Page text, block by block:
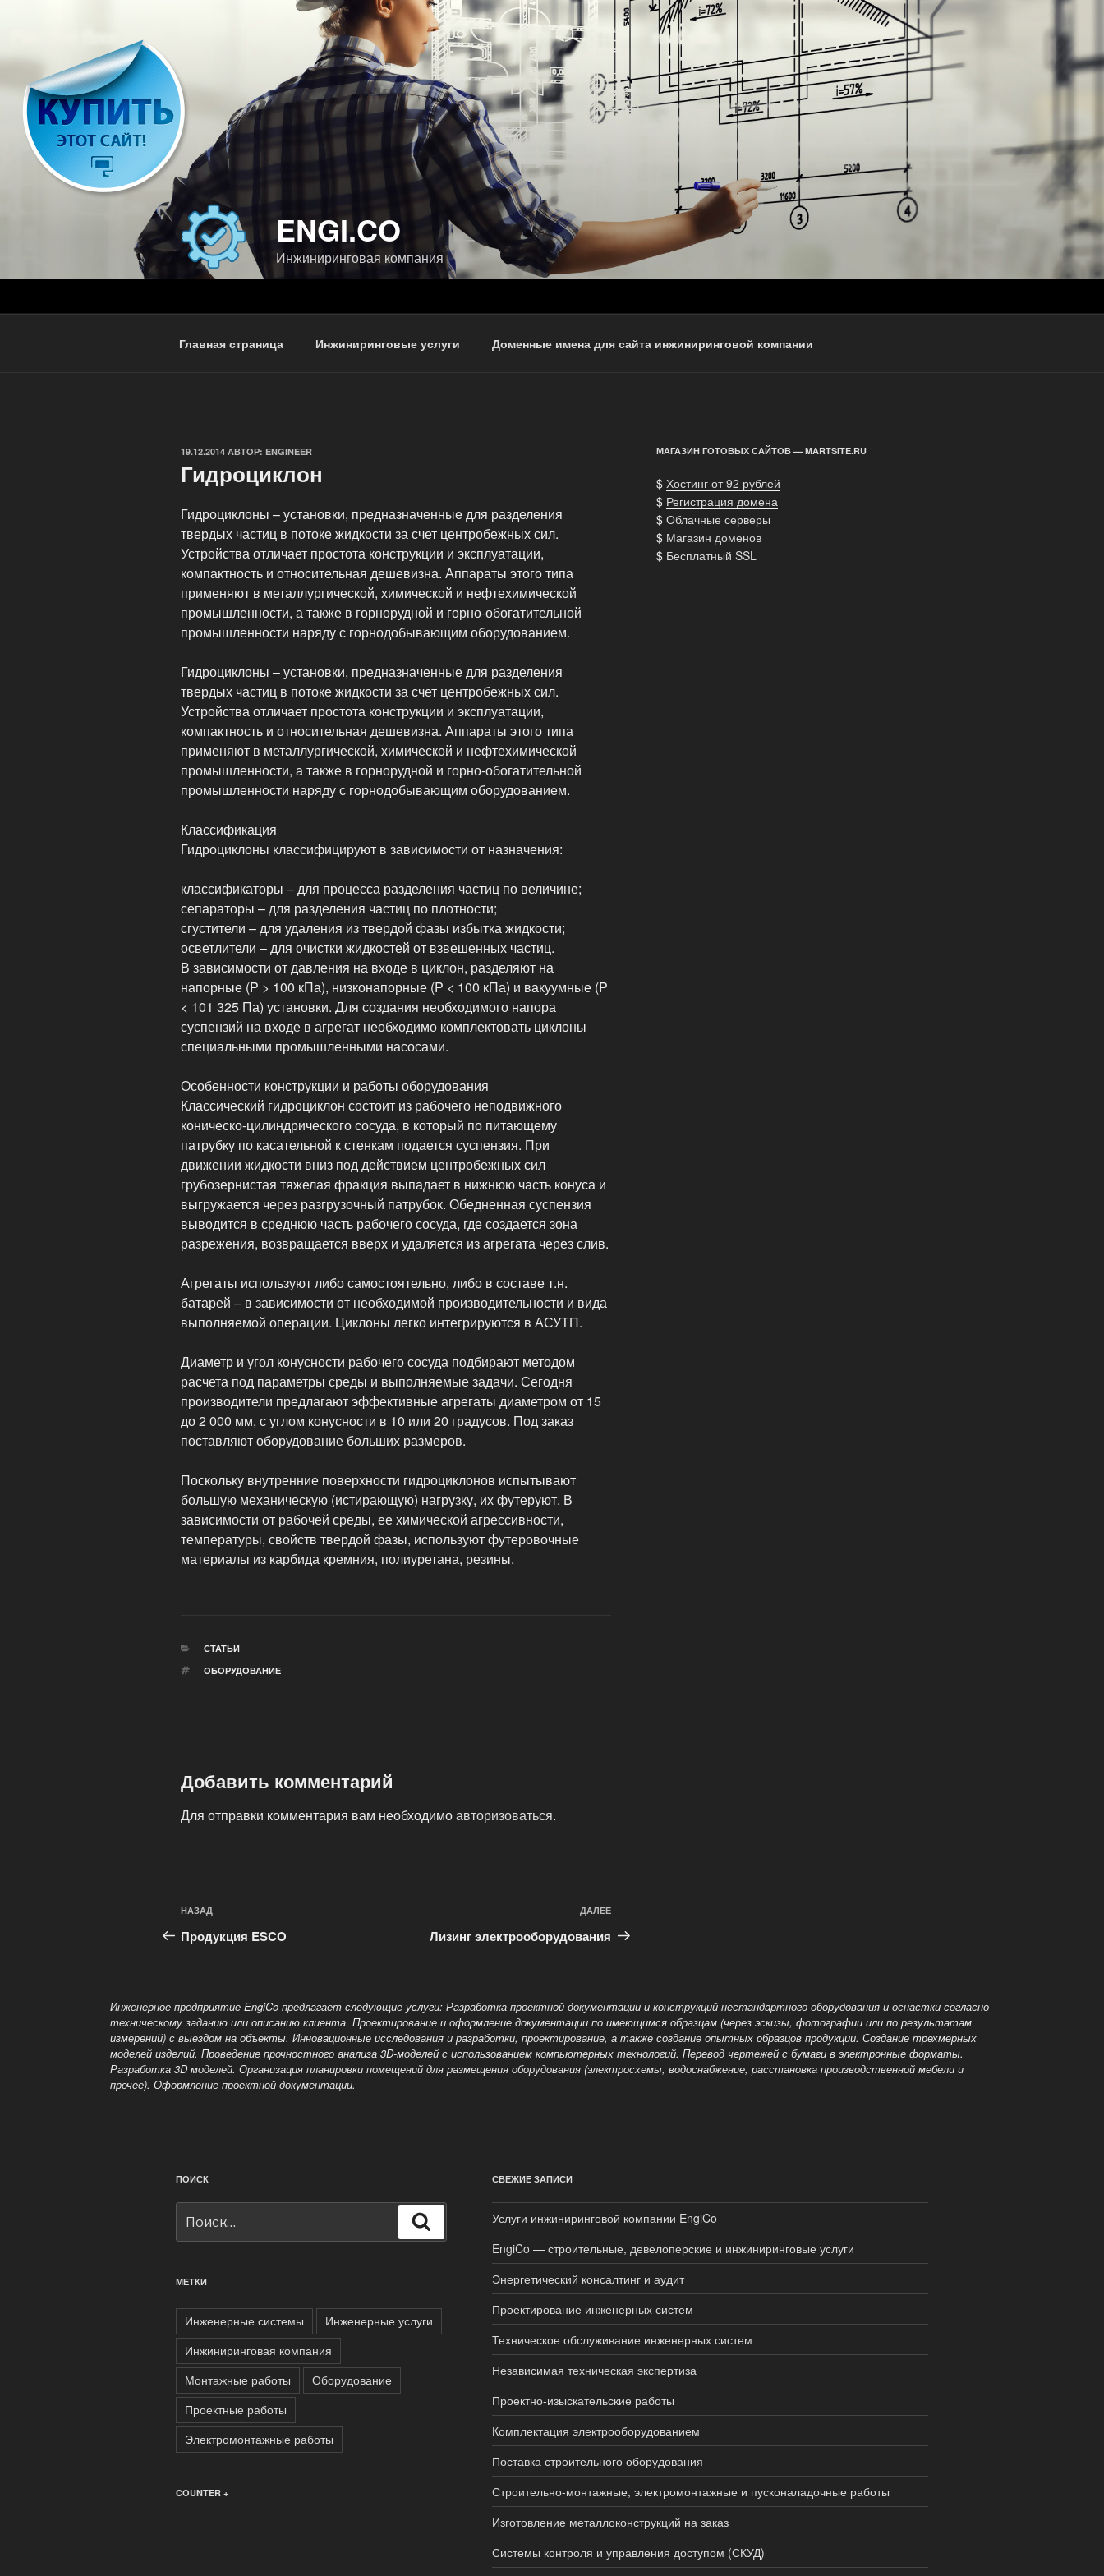
ENGI.CO
Инжиниринговая компания
Главная страница Инжиниринговые услуги Доменные имена для сайта инжиниринговой компании
ОПУБЛИКОВАНО
19.12.2014 АВТОР: ENGINEER
Гидроциклон
Гидроциклоны – установки, предназначенные для разделения
твердых частиц в потоке жидкости за счет центробежных сил.
Устройства отличает простота конструкции и эксплуатации,
компактность и относительная дешевизна. Аппараты этого типа
применяют в металлургической, химической и нефтехимической
промышленности, а также в горнорудной и горно-обогатительной
промышленности наряду с горнодобывающим оборудованием.
Гидроциклоны – установки, предназначенные для разделения
твердых частиц в потоке жидкости за счет центробежных сил.
Устройства отличает простота конструкции и эксплуатации,
компактность и относительная дешевизна. Аппараты этого типа
применяют в металлургической, химической и нефтехимической
промышленности, а также в горнорудной и горно-обогатительной
промышленности наряду с горнодобывающим оборудованием.
Классификация
Гидроциклоны классифицируют в зависимости от назначения:
классификаторы – для процесса разделения частиц по величине;
сепараторы – для разделения частиц по плотности;
сгустители – для удаления из твердой фазы избытка жидкости;
осветлители – для очистки жидкостей от взвешенных частиц.
В зависимости от давления на входе в циклон, разделяют на
напорные (P > 100 кПа), низконапорные (P < 100 кПа) и вакуумные (P
< 101 325 Па) установки. Для создания необходимого напора
суспензий на входе в агрегат необходимо комплектовать циклоны
специальными промышленными насосами.
Особенности конструкции и работы оборудования
Классический гидроциклон состоит из рабочего неподвижного
коническо-цилиндрического сосуда, в который по питающему
патрубку по касательной к стенкам подается суспензия. При
движении жидкости вниз под действием центробежных сил
грубозернистая тяжелая фракция выпадает в нижнюю часть конуса и
выгружается через разгрузочный патрубок. Обедненная суспензия
выводится в среднюю часть рабочего сосуда, где создается зона
разрежения, возвращается вверх и удаляется из агрегата через слив.
Агрегаты используют либо самостоятельно, либо в составе т.н.
батарей – в зависимости от необходимой производительности и вида
выполняемой операции. Циклоны легко интегрируются в АСУТП.
Диаметр и угол конусности рабочего сосуда подбирают методом
расчета под параметры среды и выполняемые задачи. Сегодня
производители предлагают эффективные агрегаты диаметром от 15
до 2 000 мм, с углом конусности в 10 или 20 градусов. Под заказ
поставляют оборудование больших размеров.
Поскольку внутренние поверхности гидроциклонов испытывают
большую механическую (истирающую) нагрузку, их футеруют. В
зависимости от рабочей среды, ее химической агрессивности,
температуры, свойств твердой фазы, используют футеровочные
материалы из карбида кремния, полиуретана, резины.
РУБРИКИ
СТАТЬИ
МЕТКИ
ОБОРУДОВАНИЕ
Добавить комментарий
Для отправки комментария вам необходимоавторизоваться.
Навигация
по
Предыдущая
запись:
НАЗАД
Продукция ESCO
запись
ДАЛЕЕ
Лизинг электрооборудования
МАГАЗИН ГОТОВЫХ САЙТОВ — MARTSITE.RU
$ Хостинг от 92 рублей
$ Регистрация домена
$ Облачные серверы
$ Магазин доменов
$ Бесплатный SSL
Инженерное предприятие EngiCo предлагает следующие услуги: Разработка проектной документации и конструкций нестандартного оборудования и оснастки согласно
техническому заданию или описанию клиента. Проектирование и оформление документации по имеющимся образцам (через эскизы, фотографии или по результатам
измерений) с выездомна объекты. Инновационные исследования и разработки, проектирование, а также создание опытных образцов продукции. Создание трехмерных
моделей изделий. Проведение прочностного анализа 3D-моделей с использованием компьютерных технологий. Перевод чертежей с бумаги в электронные форматы.
Разработка 3D моделей. Организация планировки помещений для размещения оборудования (электросхемы, водоснабжение, расстановкапроизводственной мебели и
прочее). Оформление проектной документации.
ПОИСК
МЕТКИ
Инженерные системы
Инженерные услуги
Инжиниринговая компания
Монтажные работы
Оборудование
Проектные работы
Электромонтажные работы
COUNTER +
СВЕЖИЕ ЗАПИСИ
Услуги инжиниринговой компании EngiCo
EngiCo — строительные, девелоперские и инжиниринговые услуги
Энергетический консалтинг и аудит
Проектирование инженерных систем
Техническое обслуживание инженерных систем
Независимая техническая экспертиза
Проектно-изыскательские работы
Комплектация электрооборудованием
Поставка строительного оборудования
Строительно-монтажные, электромонтажные и пусконаладочные работы
Изготовление металлоконструкций на заказ
Системы контроля и управления доступом (СКУД)